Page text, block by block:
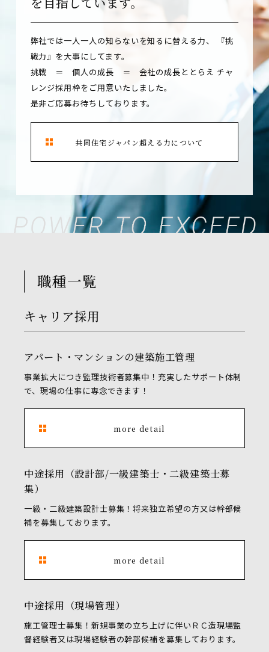
弊社では一人一人の知らないを知るに替える力、
『挑
戦力』を大事にしてます。
挑戦 ＝ 個人の成長 ＝ 会社の成長ととらえ チャ
レンジ採用枠をご用意いたしました。
是非ご応募お待ちしております。
共同住宅ジャパン超える力について
職種一覧
キャリア採用
アパート・マンションの建築施工管理
事業拡大につき監理技術者募集中！充実したサポート体制
で、現場の仕事に専念できます！
more detail
中途採用（設計部/一級建築士・二級建築士募
集）
一級・二級建築設計士募集！将来独立希望の方又は幹部候
補を募集しております。
more detail
中途採用（現場管理）
施工管理士募集！新規事業の立ち上げに伴いＲＣ造現場監
督経験者又は現場経験者の幹部候補を募集しております。